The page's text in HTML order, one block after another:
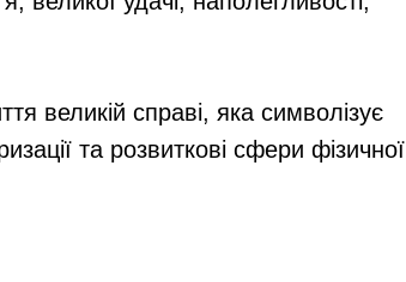
великій справі, яка символізує
та розвиткові сфери фізичної